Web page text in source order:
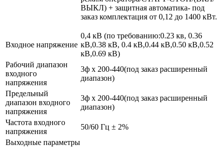
ВЫКЛ) + защитная автоматика- под
заказ комплектация от 0,12 до 1400 кВт.
Входное напряжение
0,4 кВ (по требованию:0.23 кв, 0.36
кВ,0.38 кВ, 0.4 кВ,0.44 кВ,0.50 кВ,0.52
кВ,0.69 кВ)
Рабочий диапазон
входного
напряжения
3ф х 200-440(под заказ расширенный
диапазон)
Предельный
диапазон входного
напряжения
3ф х 200-440(под заказ расширенный
диапазон)
Частота входного
напряжения
50/60 Гц ± 2%
Выходные параметры